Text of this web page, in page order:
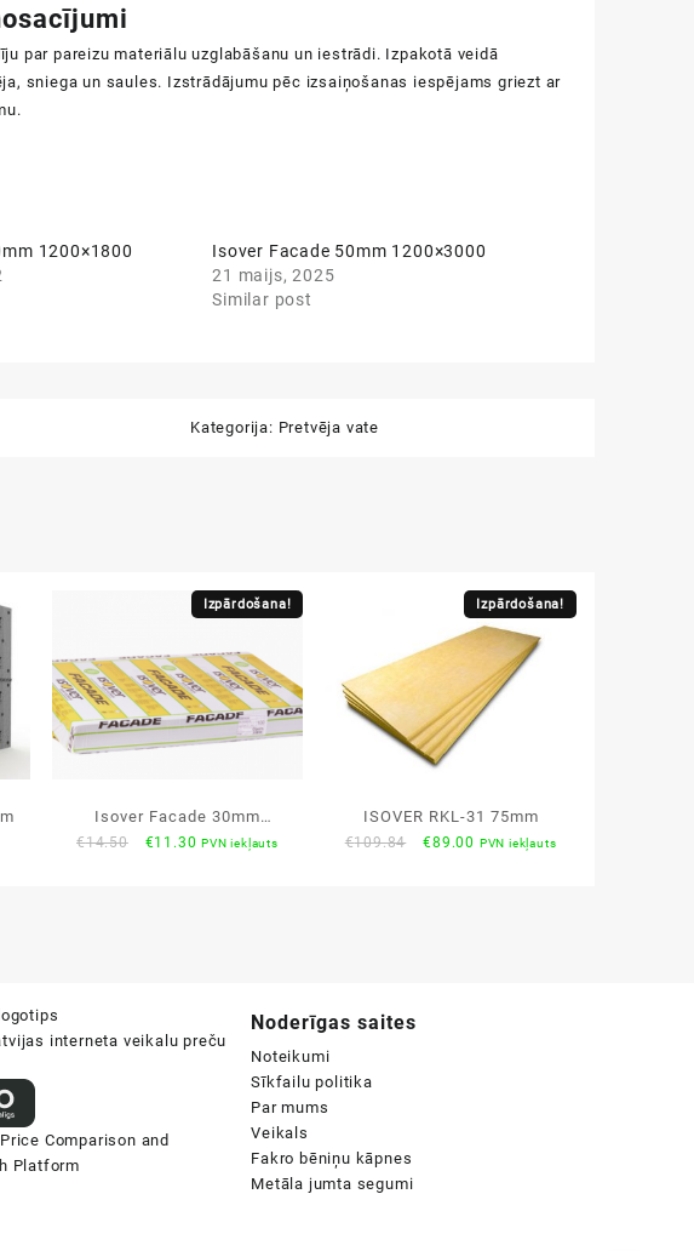
par pareizu materiālu uzglabāšanu un iestrādi. Izpakotā veidā
sniega un saules. Izstrādājumu pēc izsaiņošanas iespējams griezt ar
.
1200×1800
Isover Facade 50mm 1200×3000
21 maijs, 2025
Similar post
Kategorija: Pretvēja vate
Izpārdošana!
Isover Facade 30mm
1200x1800mm
€14.50
Original
€11.30 Current
PVN iekļauts
Izpārdošana!
ISOVER RKL-31 75mm
€109.84
Original
€89.00 Current
PVN iekļauts
Noderīgas saites
Noteikumi
Sīkfailu politika
Par mums
Veikals
Fakro bēniņu kāpnes
Metāla jumta segumi